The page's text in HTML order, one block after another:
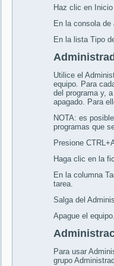
Haz clic en
En la consola
En la lista Tipo
Utilice el
equipo. Para
del programa y,
apagado. Para
NOTA: es
programas que
Presione
Haga clic en la
En la columna
tarea.
Salga del
Apague el equipo.
Para usar
grupo